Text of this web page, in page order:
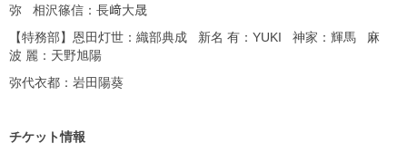
弥 相沢篠信：長﨑大晟
【特務部】恩田灯世：織部典成 新名 有：YUKI 神家：輝馬 麻
波 麗：天野旭陽
弥代衣都：岩田陽葵
チケット情報